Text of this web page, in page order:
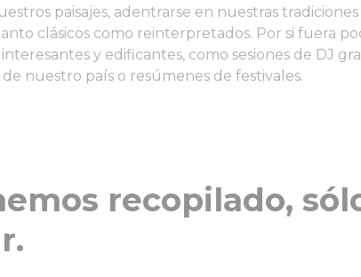
paisajes, adentrarse en nuestras
clásicos como reinterpretados. Por si fuera
y edificantes, como sesiones de DJ
nuestro país o resúmenes de festivales.
recopilado,